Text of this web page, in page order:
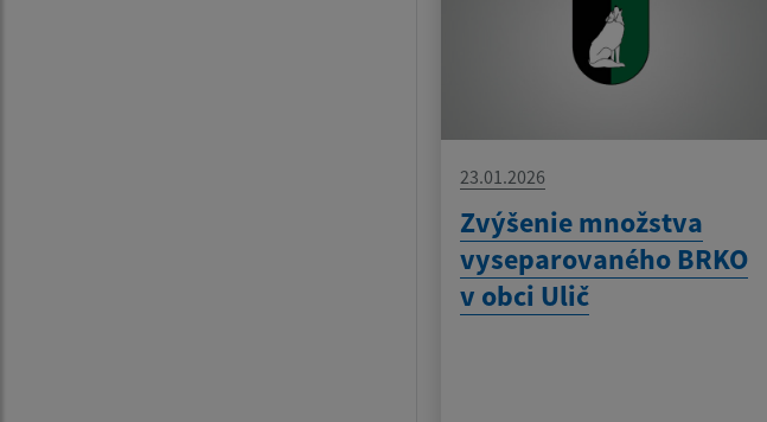
23.01.2026
Zvýšenie množstva
vyseparovaného BRKO
v obci Ulič